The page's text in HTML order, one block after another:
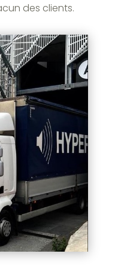
des clients.